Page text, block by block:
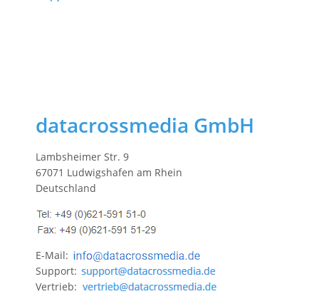
datacrossmedia GmbH
Lambsheimer Str. 9
67071 Ludwigshafen am Rhein
Deutschland
E-Mail:
Support:
Vertrieb: